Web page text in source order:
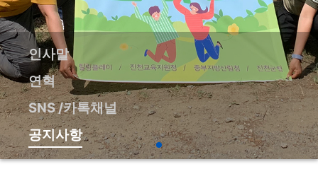
인사말
연혁
SNS /카톡채널
공지사항